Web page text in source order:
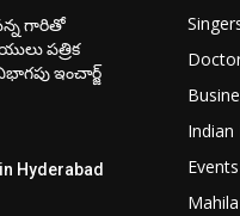
గారితో
పత్రిక
ఇంచార్జ్
Hyderabad
Indian
Events